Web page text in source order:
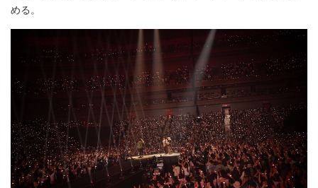
める。